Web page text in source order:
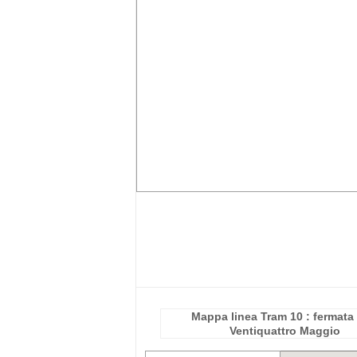
Mappa linea Tram 10 : fermata
Ventiquattro Maggio